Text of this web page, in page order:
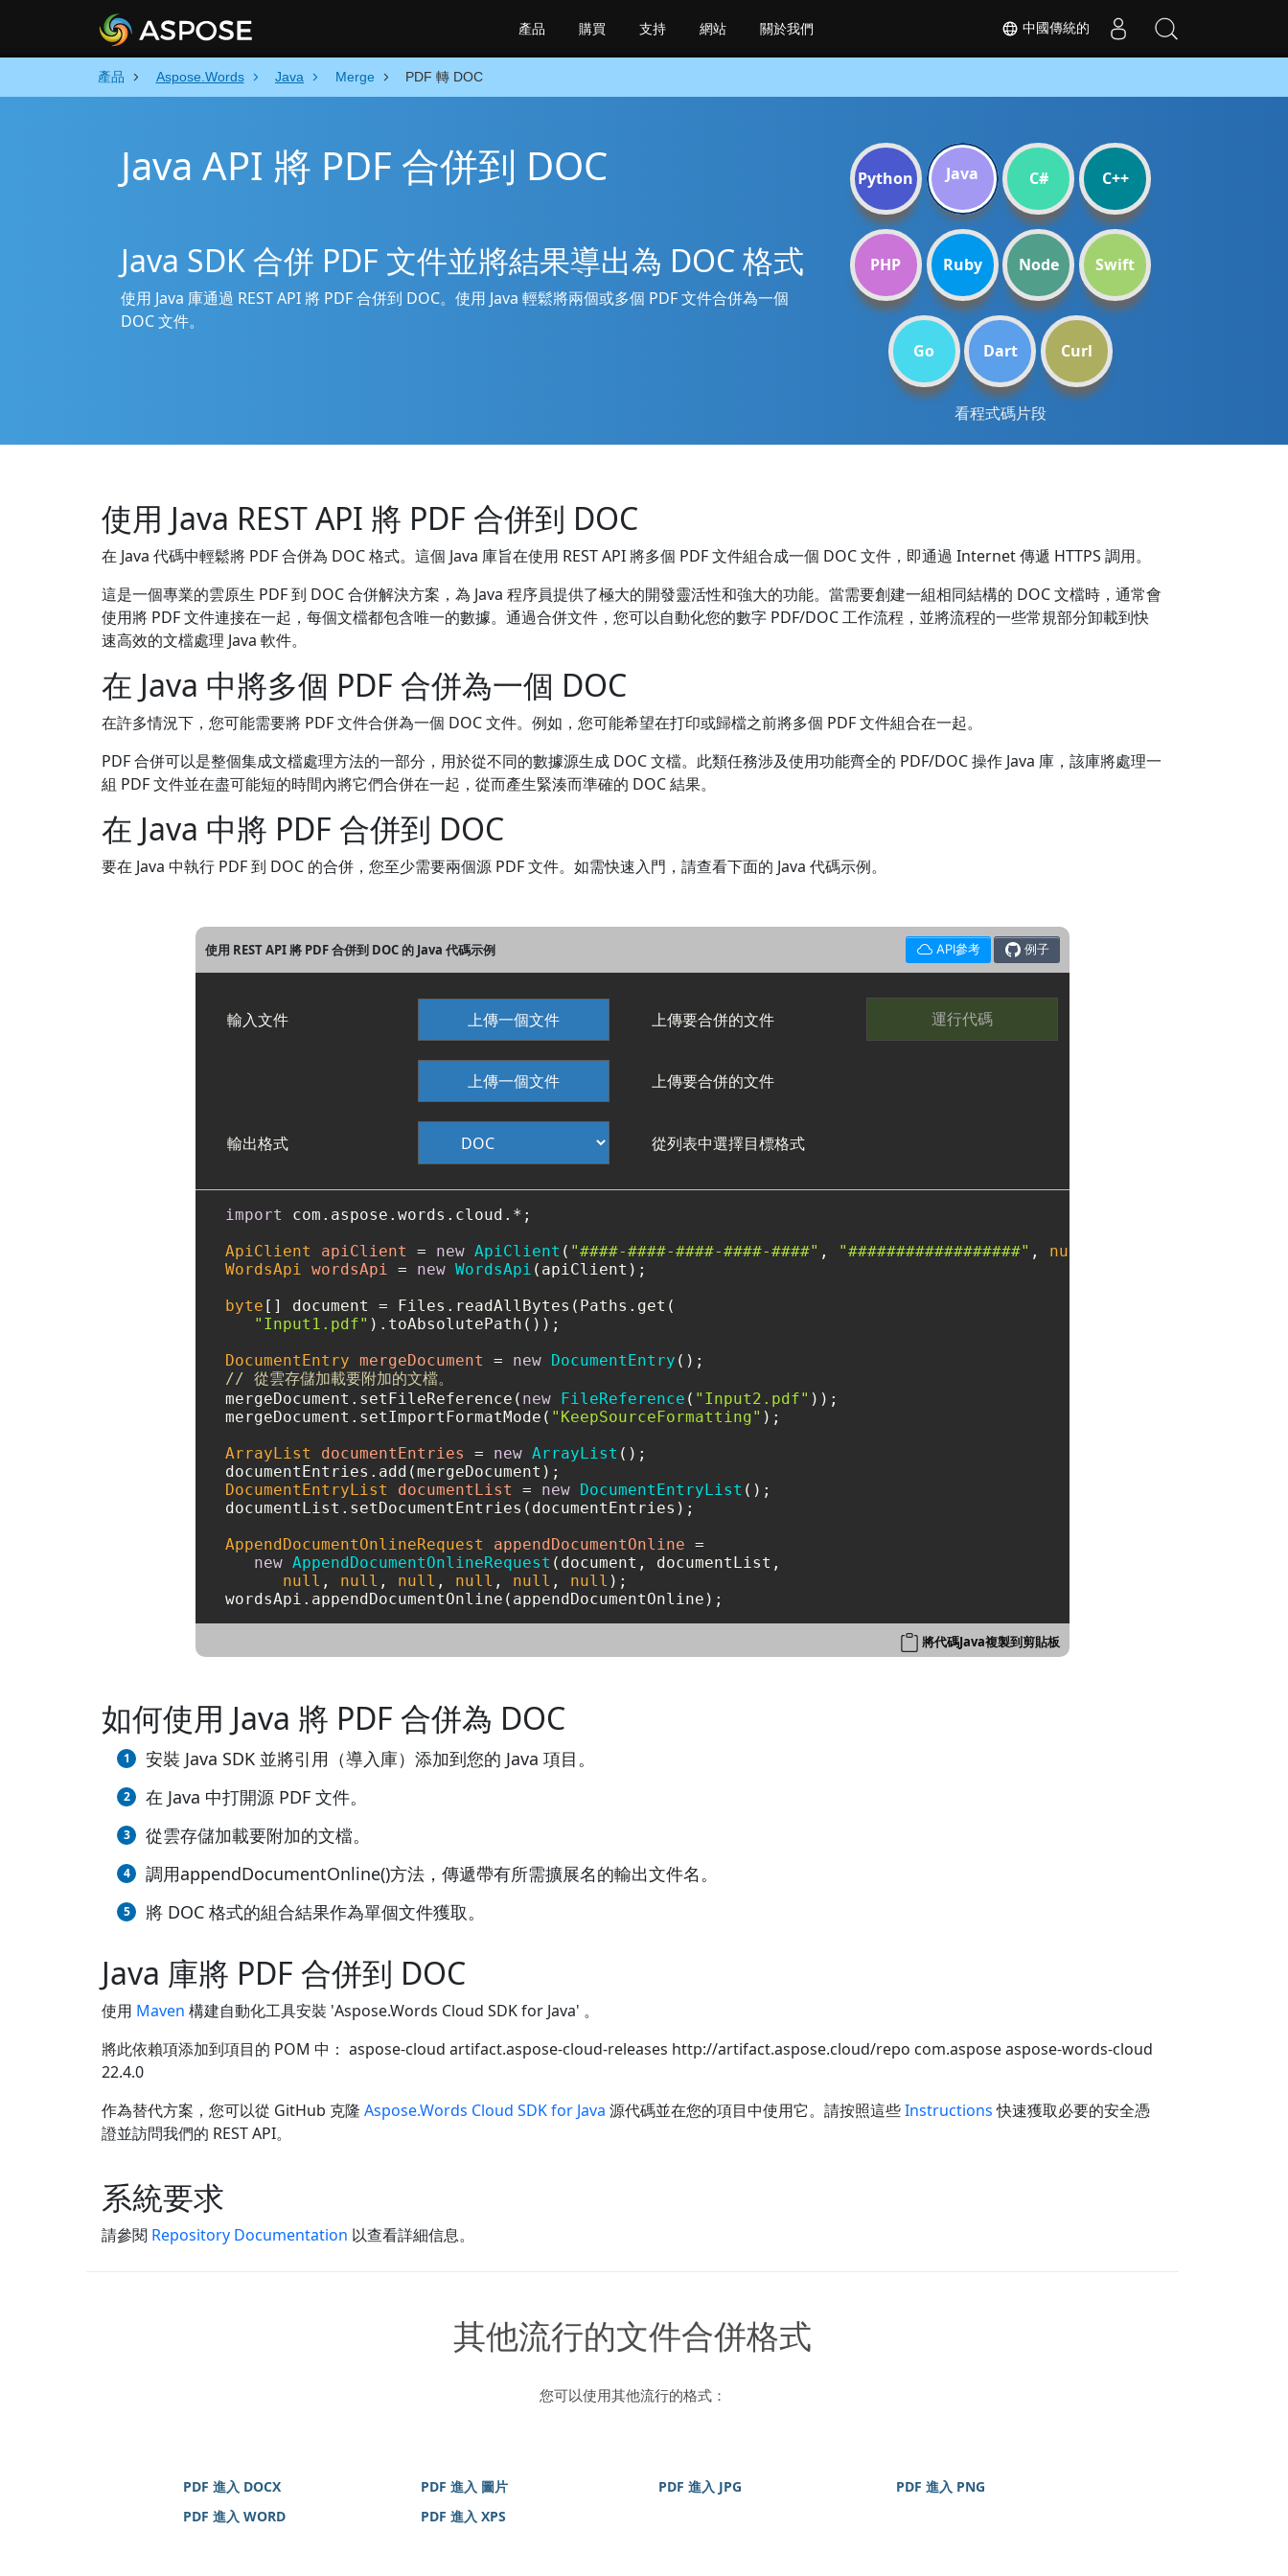
產品 Aspose.Words Java Merge PDF 轉 DOC
Java API 將 PDF 合併到 DOC
Java SDK 合併 PDF 文件並將結果導出為 DOC 格式
使用 Java 庫通過 REST API 將 PDF 合併到 DOC。使用 Java 輕鬆將兩個或多個 PDF 文件合併為一個
DOC 文件。
Python Java C# C++
PHP Ruby Node Swift
Go Dart Curl
看程式碼片段
使用 Java REST API 將 PDF 合併到 DOC
在 Java 代碼中輕鬆將 PDF 合併為 DOC 格式。這個 Java 庫旨在使用 REST API 將多個 PDF 文件組合成一個 DOC 文件，即通過 Internet 傳遞 HTTPS 調用。
這是一個專業的雲原生 PDF 到 DOC 合併解決方案，為 Java 程序員提供了極大的開發靈活性和強大的功能。當需要創建一組相同結構的 DOC 文檔時，通常會
使用將 PDF 文件連接在一起，每個文檔都包含唯一的數據。通過合併文件，您可以自動化您的數字 PDF/DOC 工作流程，並將流程的一些常規部分卸載到快
速高效的文檔處理 Java 軟件。
在 Java 中將多個 PDF 合併為一個 DOC
在許多情況下，您可能需要將 PDF 文件合併為一個 DOC 文件。例如，您可能希望在打印或歸檔之前將多個 PDF 文件組合在一起。
PDF 合併可以是整個集成文檔處理方法的一部分，用於從不同的數據源生成 DOC 文檔。此類任務涉及使用功能齊全的 PDF/DOC 操作 Java 庫，該庫將處理一
組 PDF 文件並在盡可能短的時間內將它們合併在一起，從而產生緊湊而準確的 DOC 結果。
在 Java 中將 PDF 合併到 DOC
要在 Java 中執行 PDF 到 DOC 的合併，您至少需要兩個源 PDF 文件。如需快速入門，請查看下面的 Java 代碼示例。
使用 REST API 將 PDF 合併到 DOC 的 Java 代碼示例 API參考 例子
輸入文件 上傳一個文件 上傳要合併的文件 運行代碼
上傳一個文件 上傳要合併的文件
輸出格式 從列表中選擇目標格式
import
com.aspose.words.cloud.*;
ApiClient
apiClient = new ApiClient ( "####-####-####-####-####" , "##################" , null
WordsApi wordsApi = new WordsApi (apiClient);
byte [] document = Files.readAllBytes(Paths.get(
"Input1.pdf" ).toAbsolutePath());
DocumentEntry mergeDocument = new DocumentEntry
// 從雲存儲加載要附加的文檔。
mergeDocument.setFileReference( new FileReference ( "Input2.pdf" ));
mergeDocument.setImportFormatMode( "KeepSourceFormatting" );
ArrayList
documentEntries = new ArrayList ();
DocumentEntryList
documentList = new DocumentEntryList ();
documentList.setDocumentEntries(documentEntries);
AppendDocumentOnlineRequest
appendDocumentOnline =
new AppendDocumentOnlineRequest (document, documentList,
null , null , null , null , null , null );
將代碼Java複製到剪貼板
如何使用 Java 將 PDF 合併為 DOC
安裝 Java SDK 並將引用（導入庫）添加到您的 Java 項目。
在 Java 中打開源 PDF 文件。
從雲存儲加載要附加的文檔。
調用appendDocumentOnline()方法，傳遞帶有所需擴展名的輸出文件名。
將 DOC 格式的組合結果作為單個文件獲取。
Java 庫將 PDF 合併到 DOC
使用 Maven 構建自動化工具安裝 'Aspose.Words Cloud SDK for Java' 。
將此依賴項添加到項目的 POM 中： aspose-cloud artifact.aspose-cloud-releases http://artifact.aspose.cloud/repo com.asposeaspose-words-cloud
22.4.0
作為替代方案，您可以從 GitHub 克隆 Aspose.Words Cloud SDK for Java 源代碼並在您的項目中使用它。請按照這些Instructions快速獲取必要的安全憑
證並訪問我們的 REST API。
系統要求
請參閱 Repository Documentation 以查看詳細信息。
其他流行的文件合併格式
您可以使用其他流行的格式：
PDF 進入 DOCX PDF 進入 圖片 PDF 進入 JPG
PDF 進入 PNG
PDF 進入 WORD
PDF 進入 XPS
中國傳統的
產品 購買 支持 網站 關於我們